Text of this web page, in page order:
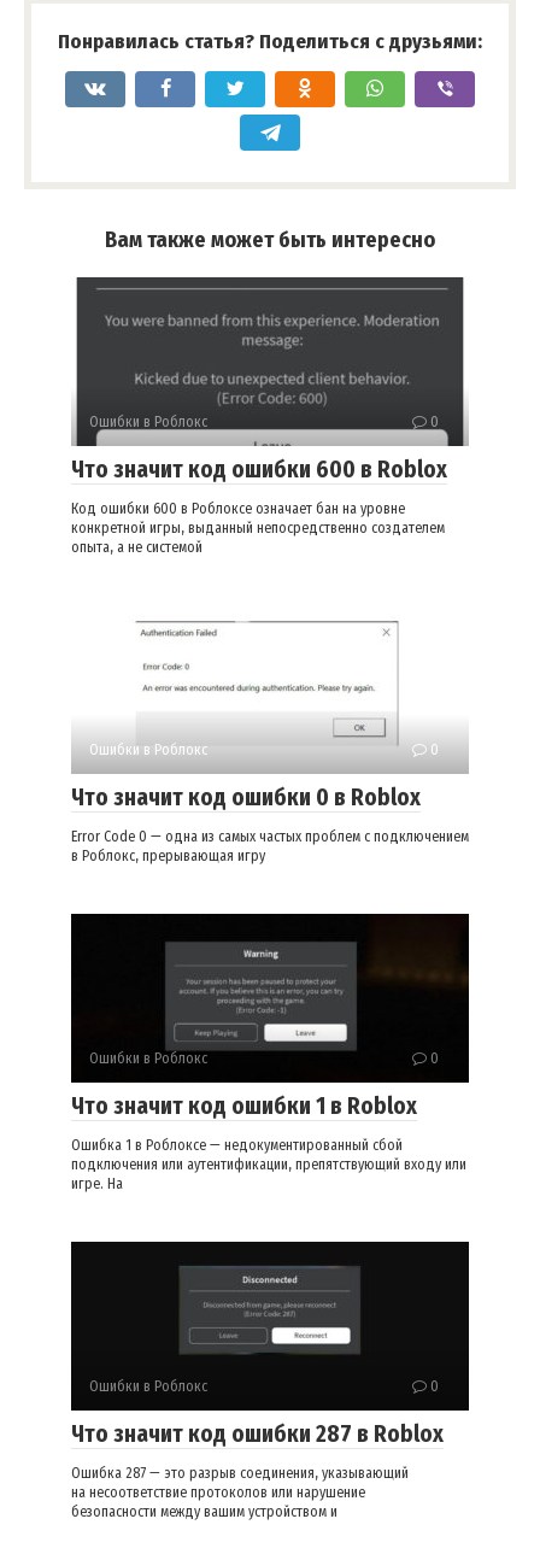
Понравилась статья? Поделиться с друзьями:
Вам также может быть интересно
Ошибки в Роблокс 0
Что значит код ошибки 600 в Roblox
Код ошибки 600 в Роблоксе означает бан на уровне
конкретной игры, выданный непосредственно создателем
опыта, а не системой
Ошибки в Роблокс 0
Что значит код ошибки 0 в Roblox
Error Code 0 — одна из самых частых проблем с подключением
в Роблокс, прерывающая игру
Ошибки в Роблокс 0
Что значит код ошибки 1 в Roblox
Ошибка 1 в Роблоксе — недокументированный сбой
подключения или аутентификации, препятствующий входу или
игре. На
Ошибки в Роблокс 0
Что значит код ошибки 287 в Roblox
Ошибка 287 — это разрыв соединения, указывающий
на несоответствие протоколов или нарушение
безопасности между вашим устройством и